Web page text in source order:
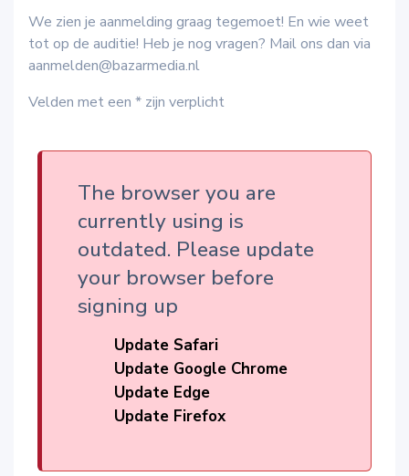
We zien je aanmelding graag tegemoet! En wie weet
tot op de auditie! Heb je nog vragen? Mail ons dan via
aanmelden@bazarmedia.nl
Velden met een * zijn verplicht
The browser you are
currently using is
outdated. Please update
your browser before
signing up
Update Safari
Update Google Chrome
Update Edge
Update Firefox